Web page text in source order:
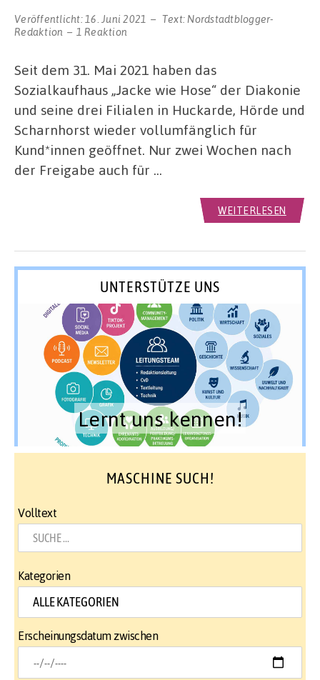
Veröffentlicht: 16. Juni 2021 Text: Nordstadtblogger-
Redaktion
1 Reaktion
Seit dem 31. Mai 2021 haben das
Sozialkaufhaus „Jacke wie Hose“ der Diakonie
und seine drei Filialen in Huckarde, Hörde und
Scharnhorst wieder vollumfänglich für
Kund*innen geöffnet. Nur zwei Wochen nach
der Freigabe auch für …
WEITERLESEN
UNTERSTÜTZE UNS
Lernt uns kennen!
MASCHINE SUCH!
Volltext
Kategorien
Erscheinungsdatum zwischen